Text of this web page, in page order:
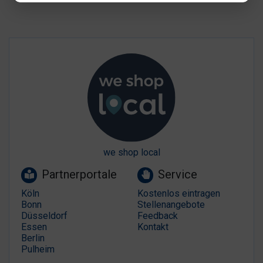
we shop local
Partnerportale
Köln
Bonn
Düsseldorf
Essen
Berlin
Pulheim
Service
Kostenlos eintragen
Stellenangebote
Feedback
Kontakt